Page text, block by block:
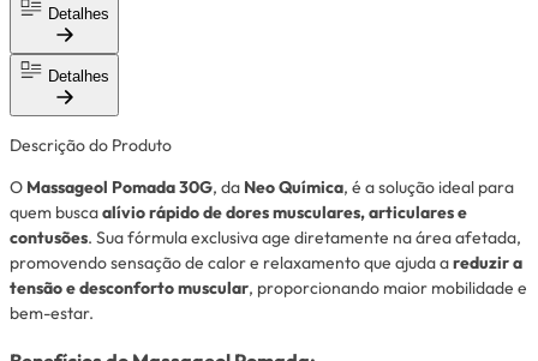
Detalhes
Detalhes
Descrição do Produto
O Massageol Pomada 30G, da Neo Química, é a solução ideal para
quem buscaalívio rápido de dores musculares, articulares e
contusões. Sua fórmula exclusiva age diretamente na área afetada,
promovendo sensação de calor e relaxamento que ajuda areduzir a
tensão e desconforto muscular, proporcionando maior mobilidade e
bem-estar.